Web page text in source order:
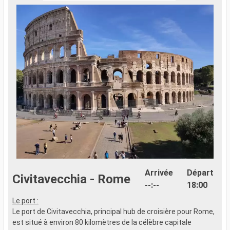
Civitavecchia - Rome
Arrivée
--:--
Départ
18:00
Le port :
Le port de Civitavecchia, principal hub de croisière pour Rome,
est situé à environ 80 kilomètres de la célèbre capitale